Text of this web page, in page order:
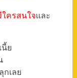
ครสนใจและ
ย
เลย